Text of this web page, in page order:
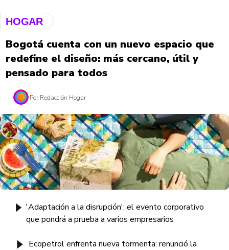
HOGAR
HOGAR
Bogotá cuenta con un nuevo espacio que
redefine el diseño: más cercano, útil y
pensado para todos
Por Redacción Hogar
'Adaptación a la disrupción': el evento corporativo
que pondrá a prueba a varios empresarios
Ecopetrol enfrenta nueva tormenta: renunció la